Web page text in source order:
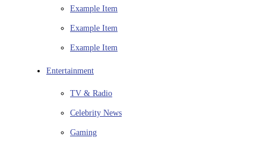
Example Item
Example Item
Example Item
Entertainment
TV & Radio
Celebrity News
Gaming